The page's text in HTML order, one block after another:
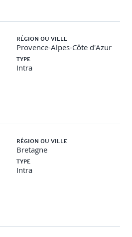
RÉGION OU VILLE
Provence-Alpes-Côte d'Azur
TYPE
Intra
RÉGION OU VILLE
Bretagne
TYPE
Intra